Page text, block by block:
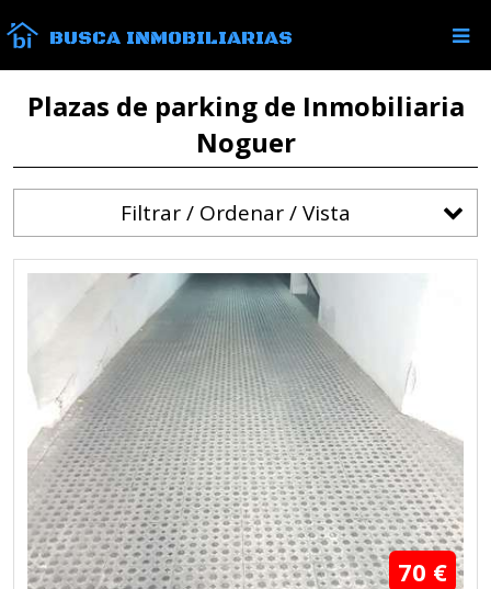
BUSCA INMOBILIARIAS
Plazas de parking de Inmobiliaria
Noguer
Filtrar / Ordenar / Vista
70 €